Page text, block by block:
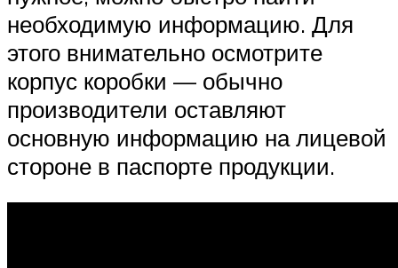
необходимую информацию. Для
этого внимательно осмотрите
корпус коробки — обычно
производители оставляют
основную информацию на лицевой
стороне в паспорте продукции.